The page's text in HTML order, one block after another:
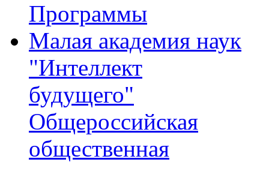
Программы
Малая академия наук
"Интеллект
будущего"
Общероссийская
общественная